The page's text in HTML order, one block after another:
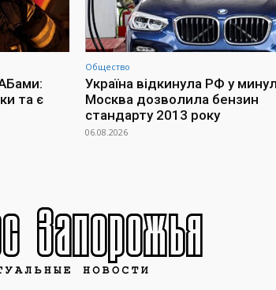
та є
Общество
Україна відкинула РФ у
Москва дозволила бензин
стандарту 2013 року
06.08.2026